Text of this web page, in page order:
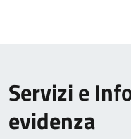
Servizi e
evidenza